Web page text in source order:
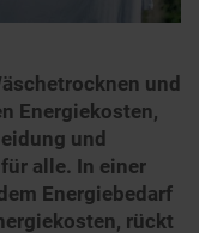
und
Energiekosten,
und
alle. In einer
Energiebedarf
rückt